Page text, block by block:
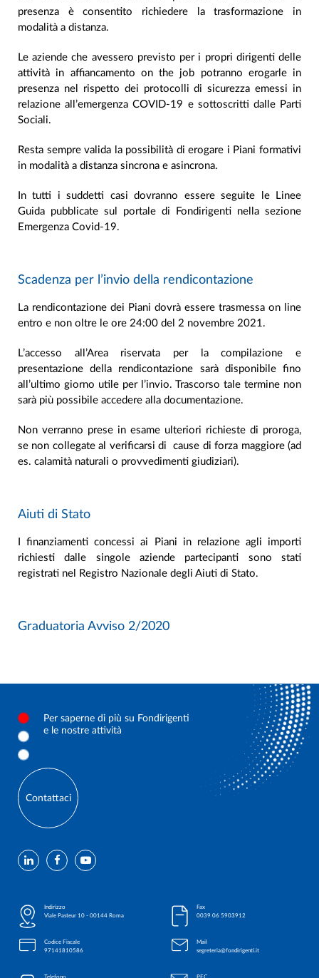
presenza è consentito richiedere la trasformazione in
modalità a distanza.
Le aziende che avessero previsto per i propri dirigenti delle
attività in affiancamento on the job potranno erogarle in
presenza nel rispetto dei protocolli di sicurezza emessi in
relazione all’emergenza COVID-19 e sottoscritti dalle Parti
Sociali.
Resta sempre valida la possibilità di erogare i Piani formativi
in modalità a distanza sincrona e asincrona.
In tutti i suddetti casi dovranno essere seguite le Linee
Guida pubblicate sul portale di Fondirigenti nella sezione
Emergenza Covid-19.
Scadenza per l’invio della rendicontazione
La rendicontazione dei Piani dovrà essere trasmessa on line
entro e non oltre le ore 24:00 del 2 novembre 2021.
L’accesso all’Area riservata per la compilazione e
presentazione della rendicontazione sarà disponibile fino
all’ultimo giorno utile per l’invio. Trascorso tale termine non
sarà più possibile accedere alla documentazione.
Non verranno prese in esame ulteriori richieste di proroga,
se non collegate al verificarsi di cause di forza maggiore (ad
es. calamità naturali o provvedimenti giudiziari).
Aiuti di Stato
I finanziamenti concessi ai Piani in relazione agli importi
richiesti dalle singole aziende partecipanti sono stati
registrati nel Registro Nazionale degli Aiuti di Stato.
Graduatoria Avviso 2/2020
Per saperne di più su Fondirigenti
e le nostre attività
Contattaci
Indirizzo
Viale Pasteur 10 - 00144 Roma
Codice Fiscale
97141810586
Fax
0039 06 5903912
Mail
segreteria@fondirigenti.it